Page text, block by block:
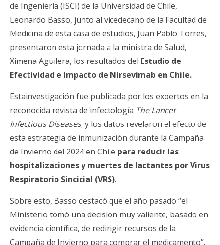
de Ingeniería (ISCI) de la Universidad de Chile,
Leonardo Basso, junto al vicedecano de la Facultad de
Medicina de esta casa de estudios, Juan Pablo Torres,
presentaron esta jornada a la ministra de Salud,
Ximena Aguilera, los resultados del Estudio de
Efectividad e Impacto de Nirsevimab en Chile.
Estainvestigación fue publicada por los expertos en la
reconocida revista de infectología The Lancet
Infectious Diseases, y los datos revelaron el efecto de
esta estrategia de inmunización durante la Campaña
de Invierno del 2024 en Chile para reducir las
hospitalizaciones y muertes de lactantes por Virus
Respiratorio Sincicial (VRS).
Sobre esto, Basso destacó que el año pasado “el
Ministerio tomó una decisión muy valiente, basado en
evidencia científica, de redirigir recursos de la
Campaña de Invierno para comprar el medicamento”.